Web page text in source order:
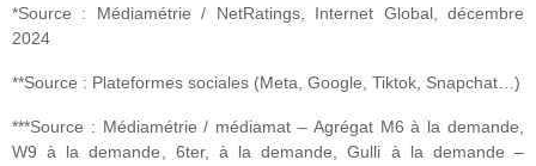
*Source : Médiamétrie / NetRatings, Internet Global, décembre
2024
**Source : Plateformes sociales (Meta, Google, Tiktok, Snapchat…)
***Source : Médiamétrie / médiamat – Agrégat M6 à la demande,
W9 à la demande, 6ter, à la demande, Gulli à la demande –